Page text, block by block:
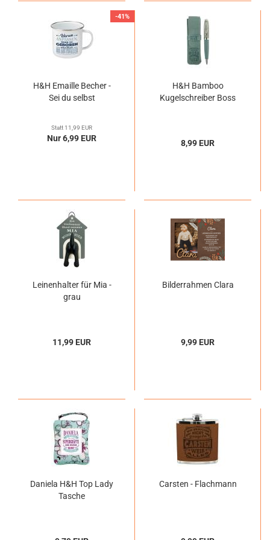
-41%
H&H Emaille Becher -
Sei du selbst
Statt 11,99 EUR
Nur 6,99 EUR
H&H Bamboo
Kugelschreiber Boss
8,99 EUR
Leinenhalter für Mia -
grau
11,99 EUR
Bilderrahmen Clara
9,99 EUR
Daniela H&H Top Lady
Tasche
Carsten - Flachmann